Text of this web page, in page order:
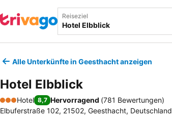
Reiseziel
Alle Unterkünfte in Geesthacht anzeigen
Hotel Elbblick
3 Sterne
Hotel 8,7 Hervorragend (781 Bewertungen)
Elbuferstraße 102, 21502, Geesthacht, Deutschland